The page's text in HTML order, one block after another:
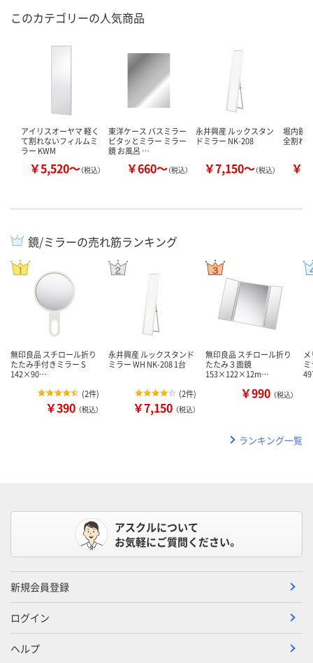
このカテゴリーの人気商品
アイリスオーヤマ 軽く
て割れないフィルムミ
ラー KWM
￥5,520～（税込）
東洋ケース バスミラー
ピタッとミラー ミラー
鏡 お風呂 …
￥660～（税込）
永井興産 ルックスタン
ドミラー NK-208
￥7,150～（税込）
堀内鏡
全割れ
￥
鏡/ミラーの売れ筋ランキング
無印良品 スチロール折り
たたみ手付きミラー S
142×90…
(2件)
￥390 （税込）
永井興産 ルックスタンド
ミラー WH NK-208 1台
(2件)
￥7,150 （税込）
無印良品 スチロール折り
たたみ３面鏡
153×122×12m…
￥990 （税込）
ランキング一覧
アスクルについて
お気軽にご質問ください。
新規会員登録
ログイン
ヘルプ